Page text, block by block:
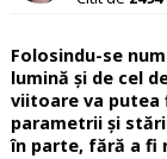
Folosindu-se
lumină și de cel
viitoare va
parametrii și
în parte, fără a fi